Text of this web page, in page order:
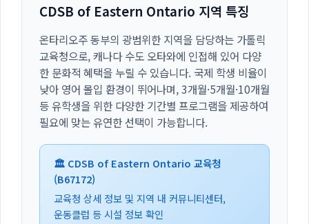
CDSB of Eastern Ontario 지역 특징
온타리오주 동부의 광범위한 지역을 담당하는 가톨릭
교육청으로, 캐나다 수도 오타와에 인접해 있어 다양
한 문화적 혜택을 누릴 수 있습니다. 국제 학생 비율이
낮아 영어 몰입 환경이 뛰어나며, 3개월·5개월·10개월
등 유학생을 위한 다양한 기간별 프로그램을 제공하여
필요에 맞는 유연한 선택이 가능합니다.
🏛️ CDSB of Eastern Ontario 교육청
(B67172)
교육청 상세 정보 및 지역 내 커뮤니티센터,
운동클럽 등 시설 정보 확인